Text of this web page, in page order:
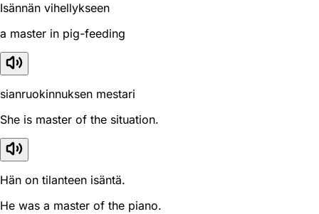
Isännän vihellykseen
a master in pig-feeding
sianruokinnuksen mestari
She is master of the situation.
Hän on tilanteen isäntä.
He was a master of the piano.